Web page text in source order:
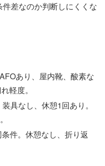
差なのか判断しにくくな
あり、屋内靴、酸素な
軽度。
具なし、休憩1回あり。
件。休憩なし、折り返